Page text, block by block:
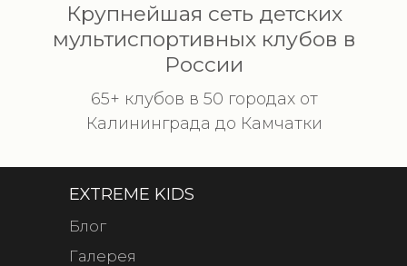
EXTREME KIDS
Крупнейшая сеть детских
мультиспортивных клубов в
России
65+ клубов в 50 городах от
Калининграда до Камчатки
Блог
Галерея